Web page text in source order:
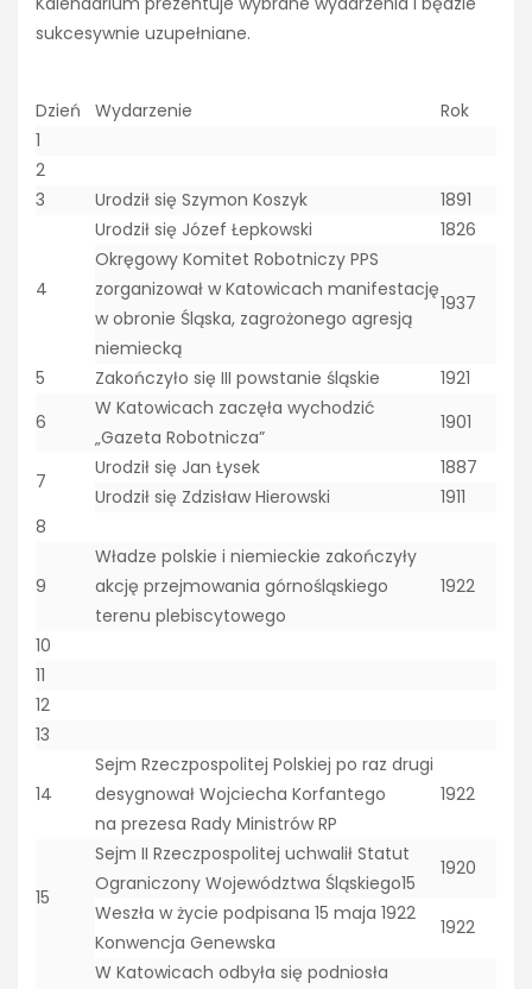
sukcesywnie uzupełniane.
Dzień Wydarzenie
Rok
1
2
3
Urodził się Szymon Koszyk 1891
4
Urodził się Józef Łepkowski
1826
Okręgowy Komitet Robotniczy PPS
zorganizował w Katowicach manifestację
w obronie Śląska, zagrożonego agresją
niemiecką
1937
5 Zakończyło się III powstanie śląskie
1921
6
W Katowicach zaczęła wychodzić
„Gazeta Robotnicza”
1901
7
Urodził się Jan Łysek
1887
Urodził się Zdzisław Hierowski
1911
8
9
Władze polskie i niemieckie zakończyły
akcję przejmowania górnośląskiego
terenu plebiscytowego
1922
10
11
12
13
14
Sejm Rzeczpospolitej Polskiej po raz drugi
desygnował Wojciecha Korfantego
na prezesa Rady Ministrów RP
1922
15
Sejm II Rzeczpospolitej uchwalił Statut
Ograniczony Województwa Śląskiego15
1920
Weszła w życie podpisana 15 maja 1922
Konwencja Genewska
1922
W Katowicach odbyła się podniosła